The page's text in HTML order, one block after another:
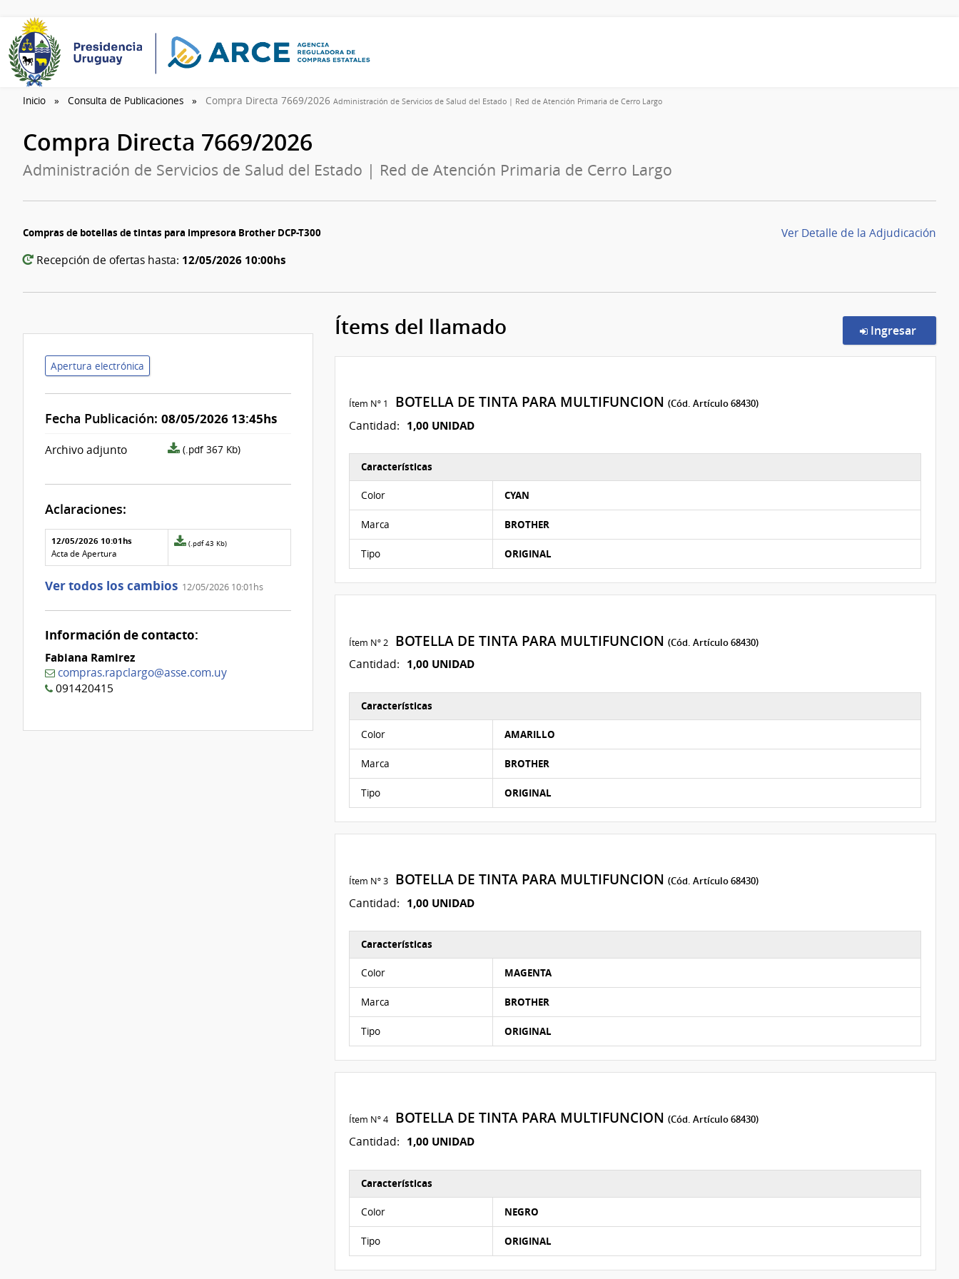
Inicio Consulta de Publicaciones Compra Directa 7669/2026 Administración de Servicios de Salud del Estado | Red de Atención Primaria de Cerro Largo
Compra Directa 7669/2026
Administración de Servicios de Salud del Estado | Red de Atención Primaria de Cerro Largo
Compras de botellas de tintas para impresora Brother DCP-T300
Recepción de ofertas hasta: 12/05/2026 10:00hs
Ver Detalle de la Adjudicación
Apertura electrónica
Fecha Publicación: 08/05/2026 13:45hs
Archivo adjunto
archivo
(.pdf 367 Kb)
Aclaraciones:
Aclaraciones del llamado
Fecha y
texto de
la
Archivo
de la
12/05/2026 10:01hs
Acta de Apertura
Archivo
de
aclaración
0
(.pdf 43 Kb)
Ver todos los cambios 12/05/2026 10:01hs
Información de contacto:
Fabiana Ramirez
compras.rapclargo@asse.com.uy
091420415
Ítems del llamado Ingresar
Ítem Nº 1 BOTELLA DE TINTA PARA MULTIFUNCION (Cód. Artículo 68430)
Cantidad: 1,00 UNIDAD
Características
Color CYAN
Marca BROTHER
Tipo ORIGINAL
Ítem Nº 2BOTELLA DE TINTA PARA MULTIFUNCION (Cód. Artículo 68430)
Cantidad: 1,00 UNIDAD
Características del Ítem Nº 2
Características
Color AMARILLO
Marca BROTHER
Tipo ORIGINAL
Ítem Nº 3BOTELLA DE TINTA PARA MULTIFUNCION (Cód. Artículo 68430)
Cantidad: 1,00 UNIDAD
Características
Color MAGENTA
Marca BROTHER
Tipo ORIGINAL
Ítem Nº 4BOTELLA DE TINTA PARA MULTIFUNCION (Cód. Artículo 68430)
Cantidad: 1,00 UNIDAD
Características del Ítem Nº 4
Características
Color NEGRO
Tipo ORIGINAL